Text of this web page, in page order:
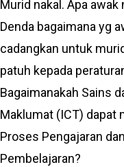
Murid nakal. Apa awak
Denda bagaimana yg
cadangkan untuk
patuh kepada
Bagaimanakah Sains
Maklumat (ICT) dapat
Proses Pengajaran dan
Pembelajaran?